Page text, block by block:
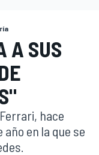
A SUS
hace
en la que se